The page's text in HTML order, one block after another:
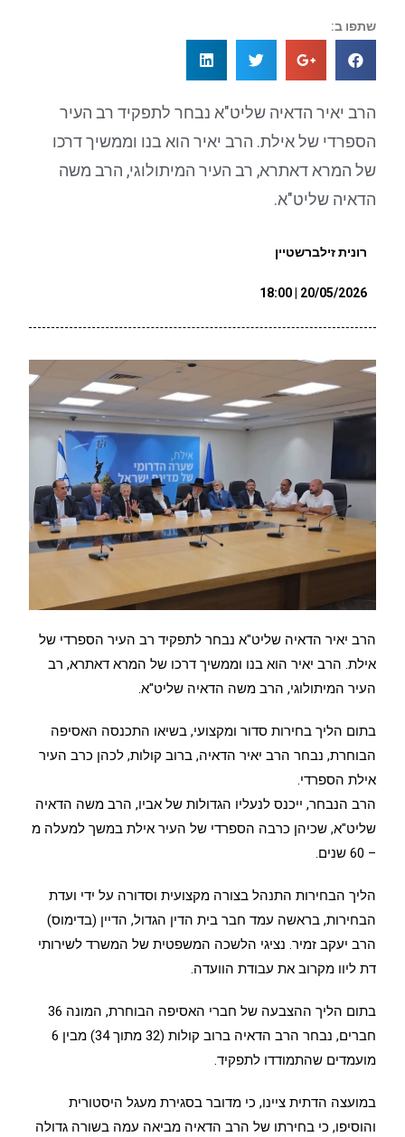
שתפו ב:
הרב יאיר הדאיה שליט"א נבחר לתפקיד רב העיר
הספרדי של אילת. הרב יאיר הוא בנו וממשיך דרכו
של המרא דאתרא, רב העיר המיתולוגי, הרב משה
הדאיה שליט"א.
רונית זילברשטיין
20/05/2026 | 18:00
הרב יאיר הדאיה שליט"א נבחר לתפקיד רב העיר הספרדי של
אילת. הרב יאיר הוא בנו וממשיך דרכו של המרא דאתרא, רב
העיר המיתולוגי, הרב משה הדאיה שליט"א.
בתום הליך בחירות סדור ומקצועי, בשיאו התכנסה האסיפה
הבוחרת, נבחר הרב יאיר הדאיה, ברוב קולות, לכהן כרב העיר
אילת הספרדי.
הרב הנבחר, ייכנס לנעליו הגדולות של אביו, הרב משה הדאיה
שליט"א, שכיהן כרבה הספרדי של העיר אילת במשך למעלה מ
– 60 שנים.
הליך הבחירות התנהל בצורה מקצועית וסדורה על ידי ועדת
הבחירות, בראשה עמד חבר בית הדין הגדול, הדיין (בדימוס)
הרב יעקב זמיר. נציגי הלשכה המשפטית של המשרד לשירותי
דת ליוו מקרוב את עבודת הוועדה.
בתום הליך ההצבעה של חברי האסיפה הבוחרת, המונה 36
חברים, נבחר הרב הדאיה ברוב קולות (32 מתוך 34) מבין 6
מועמדים שהתמודדו לתפקיד.
במועצה הדתית ציינו, כי מדובר בסגירת מעגל היסטורית
והוסיפו, כי בחירתו של הרב הדאיה מביאה עמה בשורה גדולה